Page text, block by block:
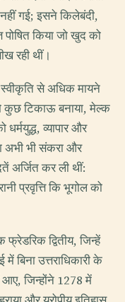
गई; इसने किलेबंदी,
पोषित किया जो खुद को
रही थीं।
स्वीकृति से अधिक मायने
कुछ टिकाऊ बनाया, मेल्क
व्यापार और
अभी भी संकरा और
अर्जित कर ली थीं:
प्रवृत्ति कि भूगोल को
द्वितीय, जिन्हें
बिना उत्तराधिकारी के
जिन्होंने 1278 में